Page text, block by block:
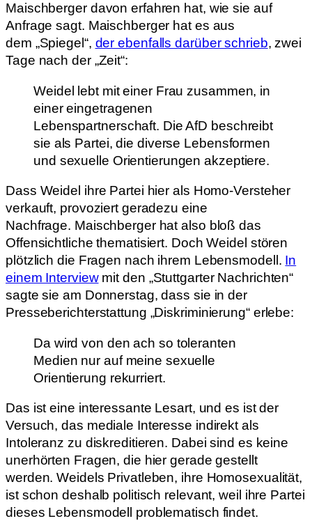
Maischberger davon erfahren hat, wie sie auf
Anfrage sagt. Maischberger hat es aus
dem „Spiegel“, der ebenfalls darüber schrieb, zwei
Tage nach der „Zeit“:
Weidel lebt mit einer Frau zusammen, in
einer eingetragenen
Lebenspartnerschaft. Die AfD beschreibt
sie als Partei, die diverse Lebensformen
und sexuelle Orientierungen akzeptiere.
Dass Weidel ihre Partei hier als Homo-Versteher
verkauft, provoziert geradezu eine
Nachfrage. Maischberger hat also bloß das
Offensichtliche thematisiert. Doch Weidel stören
plötzlich die Fragen nach ihrem Lebensmodell. In
einem Interviewmit den „Stuttgarter Nachrichten“
sagte sie am Donnerstag, dass sie in der
Presseberichterstattung „Diskriminierung“ erlebe:
Da wird von den ach so toleranten
Medien nur auf meine sexuelle
Orientierung rekurriert.
Das ist eine interessante Lesart, und es ist der
Versuch, das mediale Interesse indirekt als
Intoleranz zu diskreditieren. Dabei sind es keine
unerhörten Fragen, die hier gerade gestellt
werden. Weidels Privatleben, ihre Homosexualität,
ist schon deshalb politisch relevant, weil ihre Partei
dieses Lebensmodell problematisch findet.